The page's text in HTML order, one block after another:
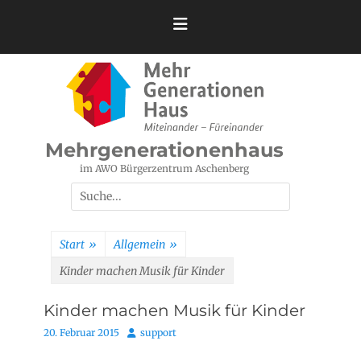
Mehrgenerationenhaus
im AWO Bürgerzentrum Aschenberg
Suchen
nach:
Start » Allgemein »
Kinder machen Musik für Kinder
Kinder machen Musik für Kinder
Posted
20. Februar 2015 Autorsupport